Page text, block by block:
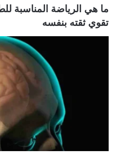
ما هي الرياضة المناسبة
تقوي ثقته بنفسه